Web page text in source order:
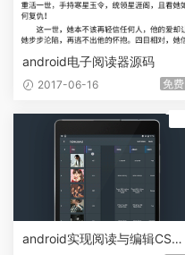
android电子阅读器源码
2017-06-16 免费
android实现阅读与编辑CSV